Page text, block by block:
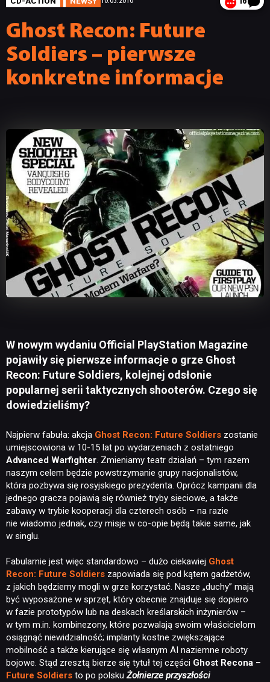
Ghost Recon: Future
Soldiers – pierwsze
konkretne informacje
W nowym wydaniu Official PlayStation Magazine
pojawiły się pierwsze informacje o grze Ghost
Recon: Future Soldiers, kolejnej odsłonie
popularnej serii taktycznych shooterów. Czego się
dowiedzieliśmy?
Najpierw fabuła: akcja Ghost Recon: Future Soldiers zostanie
umiejscowiona w 10-15 lat po wydarzeniach z ostatniego
Advanced Warfighter. Zmieniamy teatr działań – tym razem
naszym celem będzie powstrzymanie grupy nacjonalistów,
która pozbywa się rosyjskiego prezydenta. Oprócz kampanii dla
jednego gracza pojawią się również tryby sieciowe, a także
zabawy w trybie kooperacji dla czterech osób – na razie
nie wiadomo jednak, czy misje w co-opie będą takie same, jak
w singlu.
Fabularnie jest więc standardowo – dużo ciekawiej Ghost
Recon: Future Soldiers zapowiada się pod kątem gadżetów,
z jakich będziemy mogli w grze korzystać. Nasze „duchy” mają
być wyposażone w sprzęt, który obecnie znajduje się dopiero
w fazie prototypów lub na deskach kreślarskich inżynierów –
w tym m.in. kombinezony, które pozwalają swoim właścicielom
osiągnąć niewidzialność; implanty kostne zwiększające
mobilność a także kierujące się własnym AI naziemne roboty
bojowe. Stąd zresztą bierze się tytuł tej części Ghost Recona –
Future Soldiers to po polskuŻołnierze przyszłości